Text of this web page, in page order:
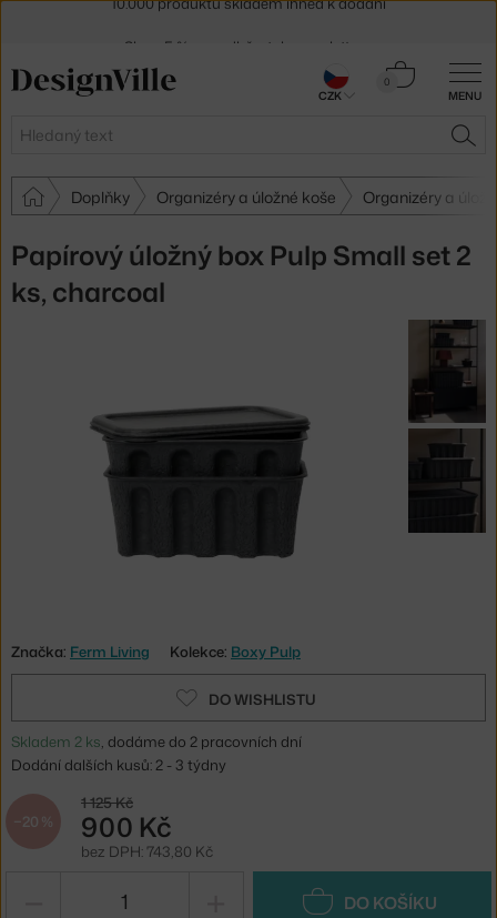
MENU
Hledat
0
Košík
Doplňky Organizéry a úložné koše Organizéry a
Papírový úložný box Pulp Small set 2
ks, charcoal
Značka: Ferm Living Kolekce: Boxy Pulp
DO WISHLISTU
Skladem 2 ks, dodáme do 2 pracovních dní
Dodání dalších kusů: 2 - 3 týdny
−20 %
1 125 Kč
900 Kč
bez DPH: 743,80 Kč
DO KOŠÍKU
30 dní na vrácení zboží
CZK